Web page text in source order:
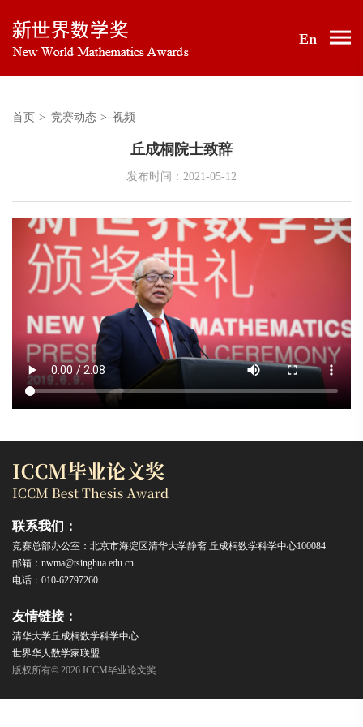
En
首页 > 竞赛动态 > 视频
丘成桐院士致辞
发布时间：2021-05-12
联系我们：
竞赛总部办公室：北京市海淀区清华大学静斋 丘成桐数学科学中心100084
邮箱：nwma@tsinghua.edu.cn
电话：010-62797260
友情链接：
清华大学丘成桐数学科学中心
世界华人数学家联盟
版权所有© 2026 ICCM毕业论文奖